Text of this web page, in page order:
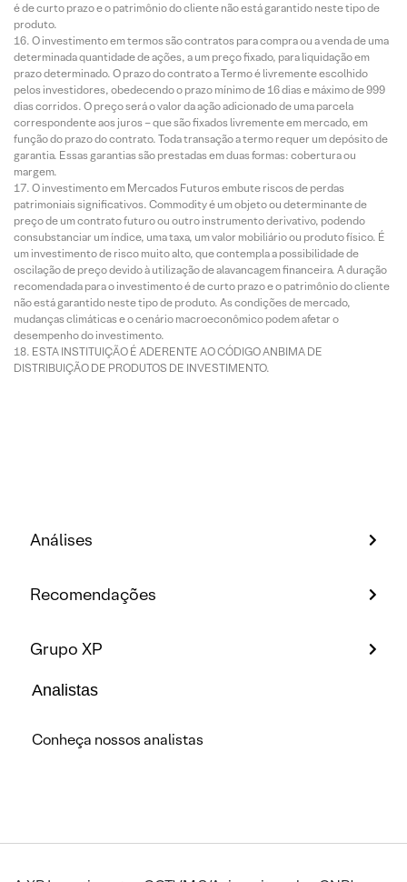
é de curto prazo e o patrimônio do cliente não está garantido neste tipo de
produto.
O investimento em termos são contratos para compra ou a venda de uma
determinada quantidade de ações, a um preço fixado, para liquidação em
prazo determinado. O prazo do contrato a Termo é livremente escolhido
pelos investidores, obedecendo o prazo mínimo de 16 dias e máximo de 999
dias corridos. O preço será o valor da ação adicionado de uma parcela
correspondente aos juros – que são fixados livremente em mercado, em
função do prazo do contrato. Toda transação a termo requer um depósito de
garantia. Essas garantias são prestadas em duas formas: cobertura ou
margem.
O investimento em Mercados Futuros embute riscos de perdas
patrimoniais significativos. Commodity é um objeto ou determinante de
preço de um contrato futuro ou outro instrumento derivativo, podendo
consubstanciar um índice, uma taxa, um valor mobiliário ou produto físico. É
um investimento de risco muito alto, que contempla a possibilidade de
oscilação de preço devido à utilização de alavancagem financeira. A duração
recomendada para o investimento é de curto prazo e o patrimônio do cliente
não está garantido neste tipo de produto. As condições de mercado,
mudanças climáticas e o cenário macroeconômico podem afetar o
desempenho do investimento.
ESTA INSTITUIÇÃO É ADERENTE AO CÓDIGO ANBIMA DE
DISTRIBUIÇÃO DE PRODUTOS DE INVESTIMENTO.
Análises
Recomendações
Grupo XP
Analistas
Conheça nossos analistas